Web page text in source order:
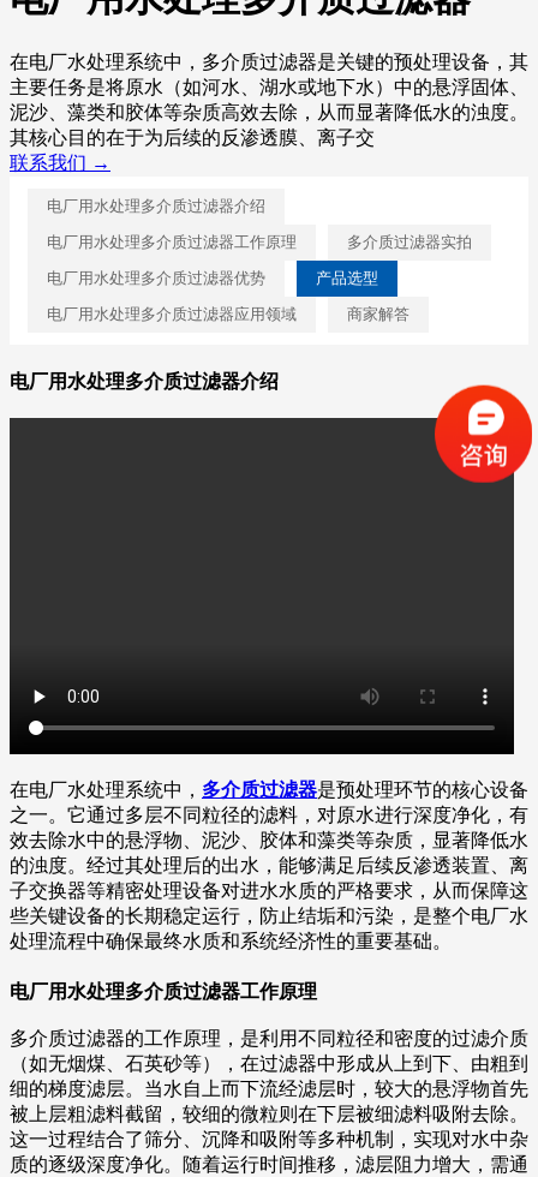
在电厂水处理系统中，多介质过滤器是关键的预处理设备，其
主要任务是将原水（如河水、湖水或地下水）中的悬浮固体、
泥沙、藻类和胶体等杂质高效去除，从而显著降低水的浊度。
其核心目的在于为后续的反渗透膜、离子交
联系我们 →
电厂用水处理多介质过滤器介绍
电厂用水处理多介质过滤器工作原理
多介质过滤器实拍
电厂用水处理多介质过滤器优势
产品选型
电厂用水处理多介质过滤器应用领域
商家解答
电厂用水处理多介质过滤器介绍
在电厂水处理系统中， 多介质过滤器是预处理环节的核心设备
之一。它通过多层不同粒径的滤料，对原水进行深度净化，有
效去除水中的悬浮物、泥沙、胶体和藻类等杂质，显著降低水
的浊度。经过其处理后的出水，能够满足后续反渗透装置、离
子交换器等精密处理设备对进水水质的严格要求，从而保障这
些关键设备的长期稳定运行，防止结垢和污染，是整个电厂水
处理流程中确保最终水质和系统经济性的重要基础。
电厂用水处理多介质过滤器工作原理
多介质过滤器的工作原理，是利用不同粒径和密度的过滤介质
（如无烟煤、石英砂等），在过滤器中形成从上到下、由粗到
细的梯度滤层。当水自上而下流经滤层时，较大的悬浮物首先
被上层粗滤料截留，较细的微粒则在下层被细滤料吸附去除。
这一过程结合了筛分、沉降和吸附等多种机制，实现对水中杂
质的逐级深度净化。随着运行时间推移，滤层阻力增大，需通